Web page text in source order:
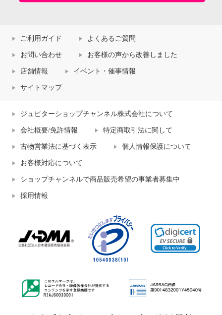
ご利用ガイド よくあるご質問
お問い合わせ お客様の声から改善しました
店舗情報 イベント・催事情報
サイトマップ
ジュピターショップチャンネル株式会社について
会社概要/免許情報 特定商取引法に関して
古物営業法に基づく表示 個人情報保護について
お客様対応について
ショップチャンネルで商品販売希望の事業者募集中
採用情報